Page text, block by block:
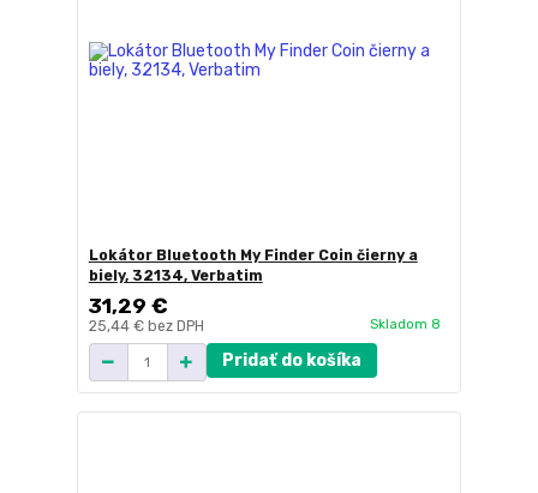
Lokátor Bluetooth My Finder Coin čierny a
biely, 32134, Verbatim
31,29 €
25,44 € bez DPH Skladom 8
Pridať do košíka